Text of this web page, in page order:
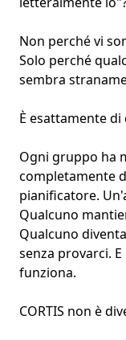
Non perché vi
Solo perché
sembra
È esattamente
Ogni gruppo ha
completamente
pianificatore.
Qualcuno
Qualcuno
senza provarci.
funziona.
CORTIS non è